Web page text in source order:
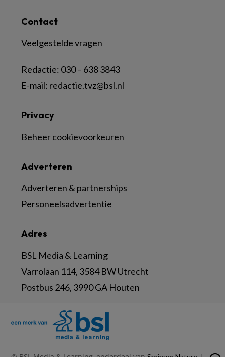
Contact
Veelgestelde vragen
Redactie: 030 – 638 3843
E-mail: redactie.tvz@bsl.nl
Adres
BSL Media & Learning
Varrolaan 114, 3584 BW Utrecht
Postbus 246, 3990 GA Houten
Adverteren
Adverteren & partnerships
Personeelsadvertentie
Privacy
Beheer cookievoorkeuren